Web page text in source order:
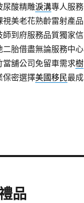
尿酸‬精雕淚溝專人服務
視美老花熟齡雷射產品
師到府服務品質獨家信
胎借盡無論服務中心
舖公司免留車需求樹
保密選擇美國移民最成
品